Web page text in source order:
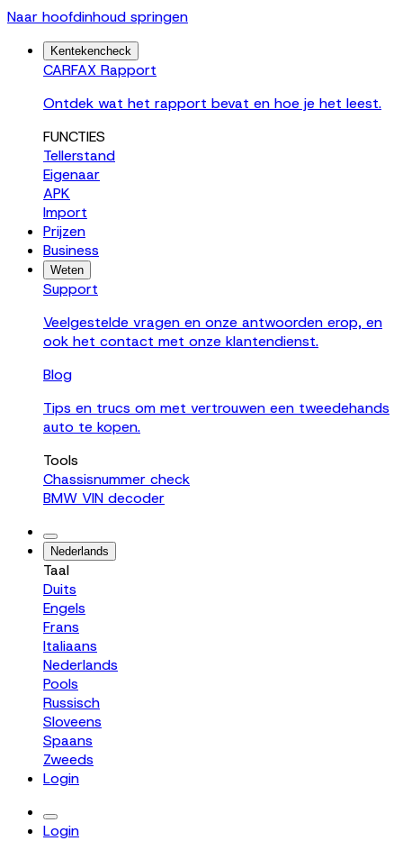
Naar hoofdinhoud springen
Kentekencheck
CARFAX Rapport
Ontdek wat het rapport bevat en hoe je het leest.
FUNCTIES
Tellerstand
Eigenaar
APK
Import
Prijzen
Business
Weten
Support
Veelgestelde vragen en onze antwoorden erop, en
ook het contact met onze klantendienst.
Blog
Tips en trucs om met vertrouwen een tweedehands
auto te kopen.
Tools
Chassisnummer check
BMW VIN decoder
Nederlands
Taal
Duits
Engels
Frans
Italiaans
Nederlands
Pools
Russisch
Sloveens
Spaans
Zweeds
Login
Login